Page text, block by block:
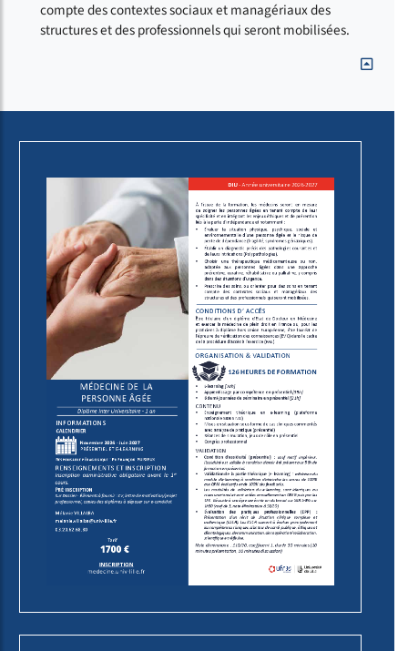
compte des contextes sociaux et managériaux des
structures et des professionnels qui seront mobilisées.